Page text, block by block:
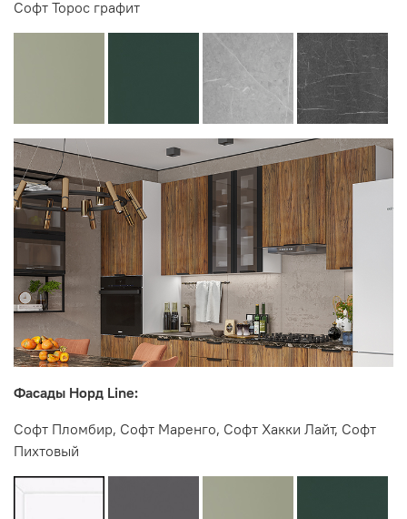
Софт Торос графит
Фасады Норд Line:
Софт Пломбир, Софт Маренго, Софт Хакки Лайт, Софт
Пихтовый